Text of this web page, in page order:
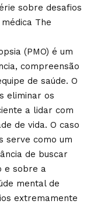
sobre desafios
The
(PMO) é um
compreensão
de saúde. O
eliminar os
a lidar com
de vida. O caso
serve como um
de buscar
e sobre a
mental de
extremamente